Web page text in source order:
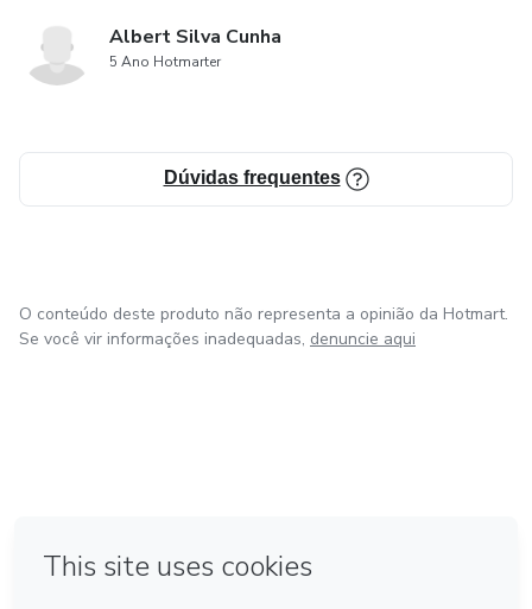
Albert Silva Cunha
5 Ano Hotmarter
Dúvidas frequentes
O conteúdo deste produto não representa a opinião da Hotmart.
Se você vir informações inadequadas, denuncie aqui
Feito com ❤ na Cidade do México